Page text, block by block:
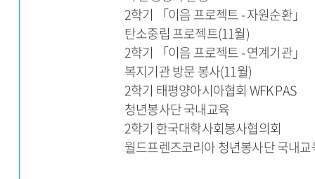
2학기 「이음 프로젝트 - 자원순환」
탄소중립 프로젝트(11월)
2학기 「이음 프로젝트 - 연계기관」
복지기관 방문 봉사(11월)
2학기 태평양아시아협회 WFK PAS
청년봉사단 국내교육
2학기 한국대학사회봉사협의회
월드프렌즈코리아 청년봉사단 국내교